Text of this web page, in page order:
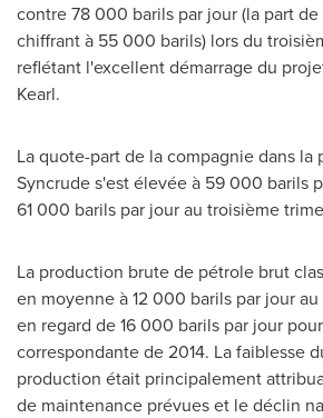
contre 78 000 barils par jour (la part
chiffrant à 55 000 barils) lors du
reflétant l'excellent démarrage du
Kearl.
La quote-part de la compagnie dans
Syncrude s'est élevée à 59 000 barils
61 000 barils par jour au troisième
La production brute de pétrole brut
en moyenne à 12 000 barils par jour
en regard de 16 000 barils par jour
correspondante de 2014. La faiblesse
production était principalement
de maintenance prévues et le déclin